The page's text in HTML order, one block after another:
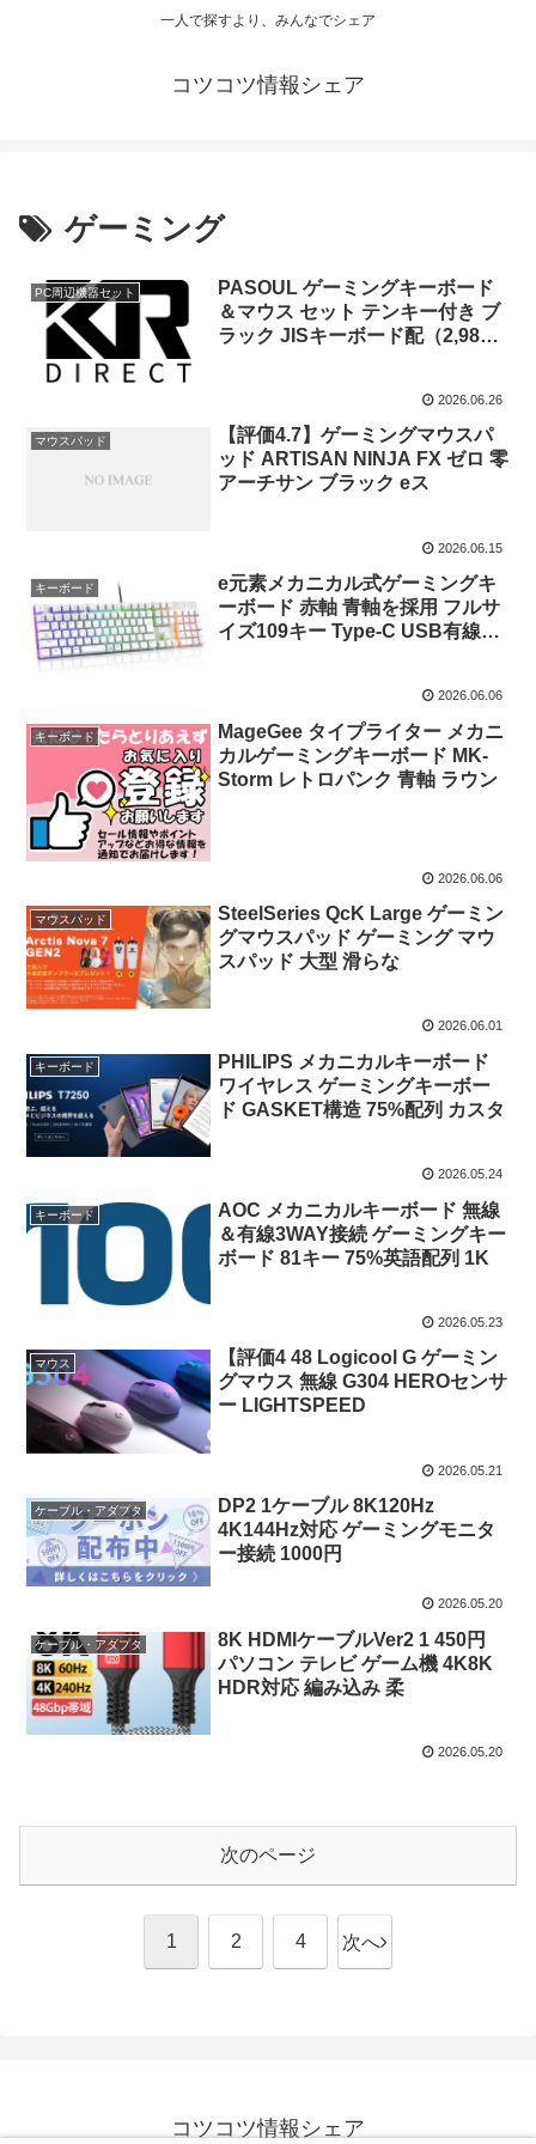
一人で探すより、みんなでシェア
コツコツ情報シェア
ゲーミング
PC周辺機器セット
PASOUL ゲーミングキーボード
＆マウス セット テンキー付き ブ
ラック JISキーボード配（2,980
2026.06.26
マウスパッド
【評価4.7】ゲーミングマウスパ
ッド ARTISAN NINJA FX ゼロ 零
アーチサン ブラック eス
2026.06.15
キーボード
e元素メカニカル式ゲーミングキ
ーボード 赤軸 青軸を採用 フルサ
イズ109キー Type-C USB有線接
2026.06.06
キーボード
MageGee タイプライター メカニ
カルゲーミングキーボード MK-
Storm レトロパンク 青軸 ラウン
2026.06.06
マウスパッド
SteelSeries QcK Large ゲーミン
グマウスパッド ゲーミング マウ
スパッド 大型 滑らな
2026.06.01
キーボード
PHILIPS メカニカルキーボード
ワイヤレス ゲーミングキーボー
ド GASKET構造 75%配列 カスタ
2026.05.24
キーボード
AOC メカニカルキーボード 無線
＆有線3WAY接続 ゲーミングキー
ボード 81キー 75%英語配列 1K
2026.05.23
マウス
【評価4 48 Logicool G ゲーミン
グマウス 無線 G304 HEROセンサ
ー LIGHTSPEED
2026.05.21
ケーブル・アダプタ
DP2 1ケーブル 8K120Hz
4K144Hz対応 ゲーミングモニタ
ー接続 1000円
2026.05.20
ケーブル・アダプタ
8K HDMIケーブルVer2 1 450円
パソコン テレビ ゲーム機 4K8K
HDR対応 編み込み 柔
2026.05.20
次のページ
1 2 4 次へ
コツコツ情報シェア